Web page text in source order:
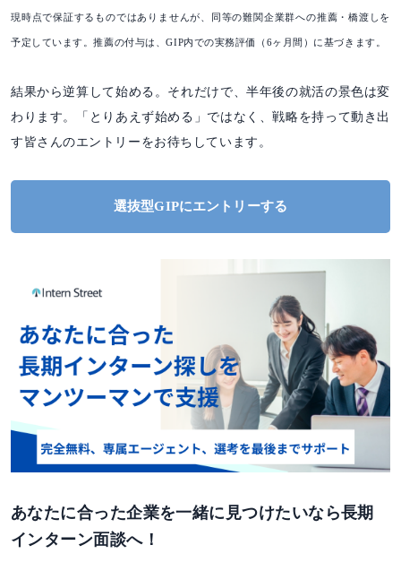
現時点で保証するものではありませんが、同等の難関企業群への推薦・橋渡しを
予定しています。推薦の付与は、GIP内での実務評価（6ヶ月間）に基づきます。
結果から逆算して始める。それだけで、半年後の就活の景色は変
わります。「とりあえず始める」ではなく、戦略を持って動き出
す皆さんのエントリーをお待ちしています。
選抜型GIPにエントリーする
あなたに合った企業を一緒に見つけたいなら長期
インターン面談へ！